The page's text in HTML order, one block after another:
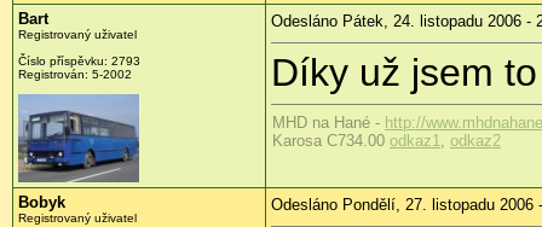
Bart
Registrovaný uživatel
Číslo příspěvku: 2793
Registrován: 5-2002
Odesláno Pátek, 24. listopadu 2006 -
Díky už jsem
MHD na Hané - http://
Karosa C734.00 odkaz1, odkaz2
Bobyk
Registrovaný uživatel
Odesláno Pondělí, 27. listopadu 2006